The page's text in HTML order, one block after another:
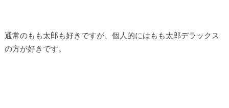
通常のもも太郎も好きですが、個人的にはもも太郎デラックス
の方が好きです。